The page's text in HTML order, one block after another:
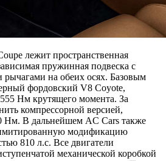
лежит пространственная
пружинная подвеска с
на обеих осях. Базовым
фордовский V8 Coyote,
Нм крутящего момента. За
компрессорной версией,
Нм. В дальнейшем AC Cars также
модификацию
810 л.с. Все двигатели
механической коробкой